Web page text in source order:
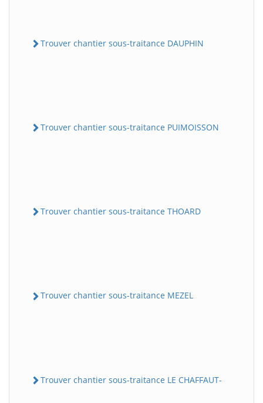
Trouver chantier sous-traitance DAUPHIN
Trouver chantier sous-traitance PUIMOISSON
Trouver chantier sous-traitance THOARD
Trouver chantier sous-traitance MEZEL
Trouver chantier sous-traitance LE CHAFFAUT-